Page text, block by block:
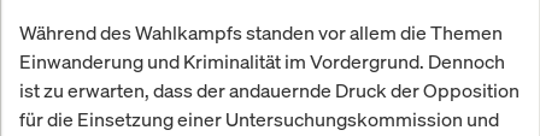
Während des Wahlkampfs standen vor allem die Themen
Einwanderung und Kriminalität im Vordergrund. Dennoch
ist zu erwarten, dass der andauernde Druck der Opposition
für die Einsetzung einer Untersuchungskommission und